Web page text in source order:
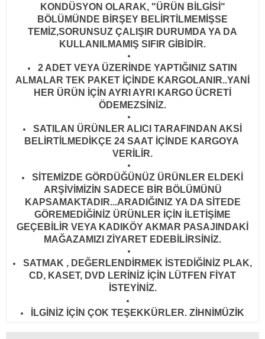
KONDÜSYON OLARAK, "ÜRÜN BİLGİSİ"
BÖLÜMÜNDE BİRŞEY BELİRTİLMEMİŞSE
TEMİZ,SORUNSUZ ÇALIŞIR DURUMDA YA DA
KULLANILMAMIŞ SIFIR GİBİDİR.
2 ADET VEYA ÜZERİNDE YAPTIĞINIZ SATIN
ALMALAR TEK PAKET İÇİNDE KARGOLANIR..YANİ
HER ÜRÜN İÇİN AYRI AYRI KARGO ÜCRETİ
ÖDEMEZSİNİZ.
SATILAN ÜRÜNLER ALICI TARAFINDAN AKSİ
BELİRTİLMEDİKÇE 24 SAAT İÇİNDE KARGOYA
VERİLİR.
SİTEMİZDE GÖRDÜĞÜNÜZ ÜRÜNLER ELDEKİ
ARŞİVİMİZİN SADECE BİR BÖLÜMÜNÜ
KAPSAMAKTADIR...ARADIĞINIZ YA DA SİTEDE
GÖREMEDİĞİNİZ ÜRÜNLER İÇİN İLETİŞİME
GEÇEBİLİR VEYA KADIKÖY AKMAR PASAJINDAKİ
MAĞAZAMIZI ZİYARET EDEBİLİRSİNİZ.
SATMAK , DEĞERLENDİRMEK İSTEDİĞİNİZ PLAK,
CD, KASET, DVD LERİNİZ İÇİN LÜTFEN FİYAT
İSTEYİNİZ.
İLGİNİZ İÇİN ÇOK TEŞEKKÜRLER. ZİHNİMÜZİK